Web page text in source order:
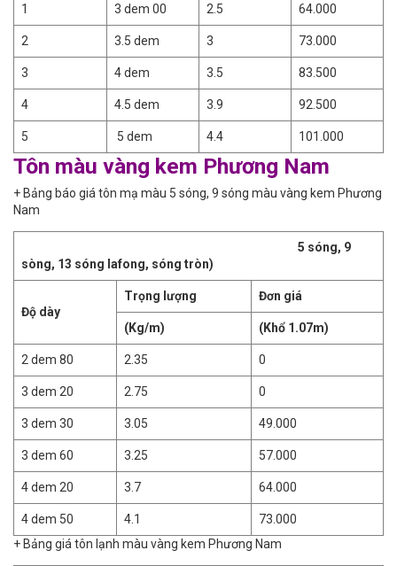
1 3 dem 00 2.5 64.000
2 3.5 dem 3 73.000
3 4 dem 3.5 83.500
4 4.5 dem 3.9 92.500
5 5 dem 4.4 101.000
Tôn màu vàng kem Phương Nam
+ Bảng báo giá tôn mạ màu 5 sóng, 9 sóng màu vàng kem Phương
Nam
5 sóng, 9
sòng, 13 sóng lafong, sóng tròn)
Độ dày
Trọng lượng Đơn giá
(Kg/m) (Khổ 1.07m)
2 dem 80 2.35 0
3 dem 20 2.75 0
3 dem 30 3.05 49.000
3 dem 60 3.25 57.000
4 dem 20 3.7 64.000
4 dem 50 4.1
73.000
+ Bảng giá tôn lạnh màu vàng kem Phương Nam